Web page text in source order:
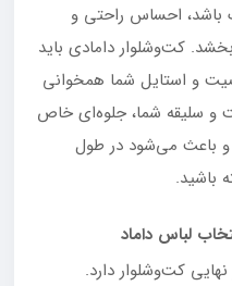
احساس راحتی و
کت‌وشلوار دامادی باید
و استایل شما همخوانی
و سلیقه شما، جلوه‌ای خاص
باعث می‌شود در طول
باشید.
لباس داماد
کت‌وشلوار دارد.